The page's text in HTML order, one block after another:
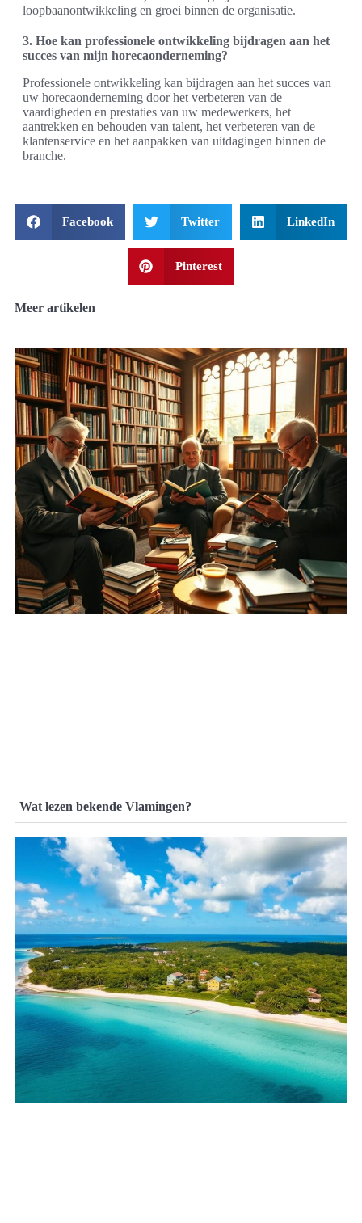
loopbaanontwikkeling en groei binnen de organisatie.
3. Hoe kan professionele ontwikkeling bijdragen aan het
succes van mijn horecaonderneming?
Professionele ontwikkeling kan bijdragen aan het succes van
uw horecaonderneming door het verbeteren van de
vaardigheden en prestaties van uw medewerkers, het
aantrekken en behouden van talent, het verbeteren van de
klantenservice en het aanpakken van uitdagingen binnen de
branche.
Facebook Twitter LinkedIn
Pinterest
Meer artikelen
Wat lezen bekende Vlamingen?